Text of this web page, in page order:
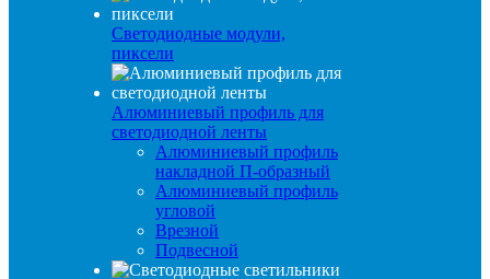
Светодиодные модули,
пиксели
Алюминиевый профиль для
светодиодной ленты
Алюминиевый профиль
накладной П-образный
Алюминиевый профиль
угловой
Врезной
Подвесной